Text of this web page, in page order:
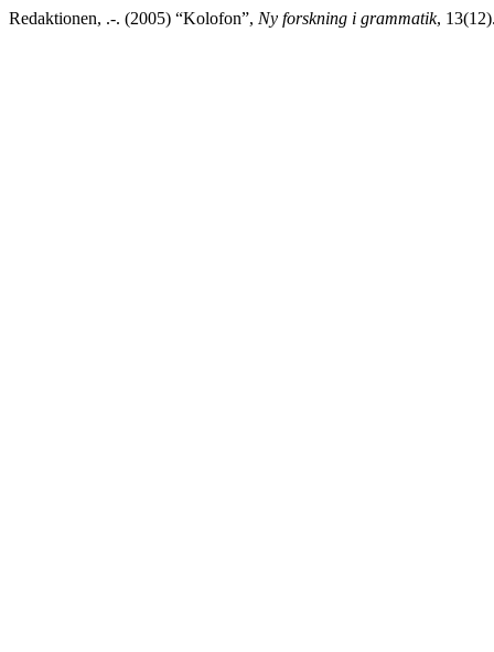
Redaktionen, .-. (2005) “Kolofon”, Ny forskning i grammatik,